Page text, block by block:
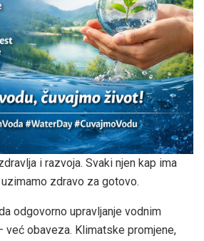
i razvoja. Svaki njen kap ima
zdravo za gotovo.
odgovorno upravljanje vodnim
već obaveza. Klimatske promjene,